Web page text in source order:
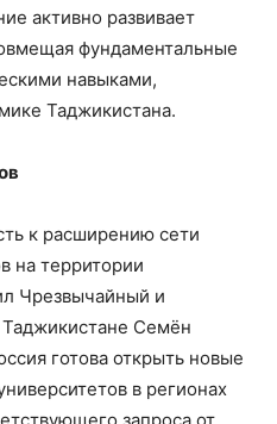
активно развивает
фундаментальные
навыками,
Таджикистана.
к расширению сети
на территории
Чрезвычайный и
Семён
готова открыть новые
в регионах